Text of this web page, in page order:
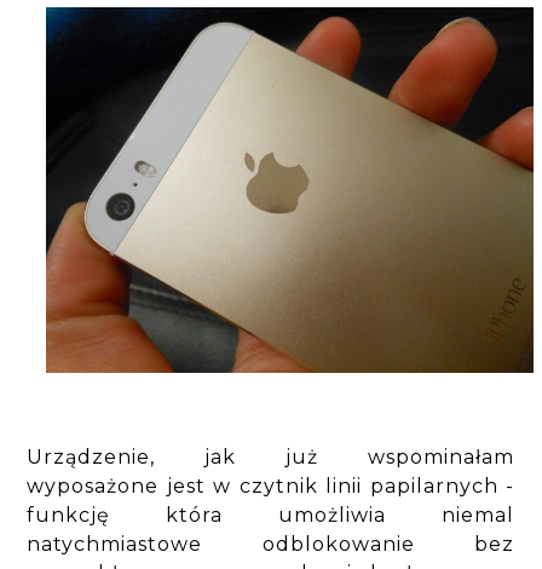
Urządzenie, jak już wspominałam
wyposażone jest w czytnik linii papilarnych -
funkcję która umożliwia niemal
natychmiastowe odblokowanie bez